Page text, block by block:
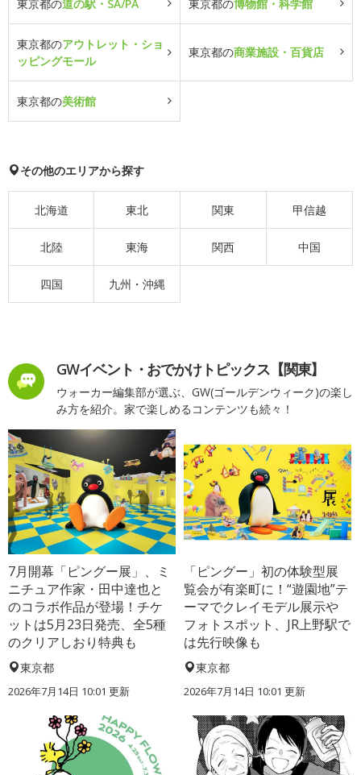
東京都の道の駅・SA/PA 東京都の博物館・科学館
東京都のアウトレット・ショ
ッピングモール
東京都の商業施設・百貨店
東京都の美術館
その他のエリアから探す
北海道 東北 関東 甲信越
北陸 東海 関西 中国
四国 九州・沖縄
GWイベント・おでかけトピックス【関東】
ウォーカー編集部が選ぶ、GW(ゴールデンウィーク)の楽し
み方を紹介。家で楽しめるコンテンツも続々！
7月開幕「ピングー展」、ミ
ニチュア作家・田中達也と
のコラボ作品が登場！チケ
ットは5月23日発売、全5種
のクリアしおり特典も
東京都
2026年7月14日 10:01 更新
「ピングー」初の体験型展
覧会が有楽町に！“遊園地”テ
ーマでクレイモデル展示や
フォトスポット、JR上野駅で
は先行映像も
東京都
2026年7月14日 10:01 更新